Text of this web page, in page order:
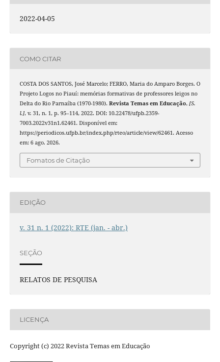
2022-04-05
COMO CITAR
COSTA DOS SANTOS, José Marcelo; FERRO, Maria do Amparo Borges. O
Projeto Logos no Piauí: memórias formativas de professores leigos no
Delta do Rio Parnaíba (1970-1980). Revista Temas em Educação, [S.
l.], v. 31, n. 1, p. 95–114, 2022. DOI: 10.22478/ufpb.2359-
7003.2022v31n1.62461. Disponível em:
https://periodicos.ufpb.br/index.php/rteo/article/view/62461. Acesso
em: 6 ago. 2026.
Fomatos de Citação
EDIÇÃO
v. 31 n. 1 (2022): RTE (jan. - abr.)
SEÇÃO
RELATOS DE PESQUISA
LICENÇA
Copyright (c) 2022 Revista Temas em Educação